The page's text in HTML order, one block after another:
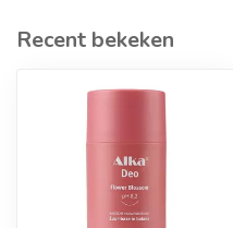
Recent bekeken